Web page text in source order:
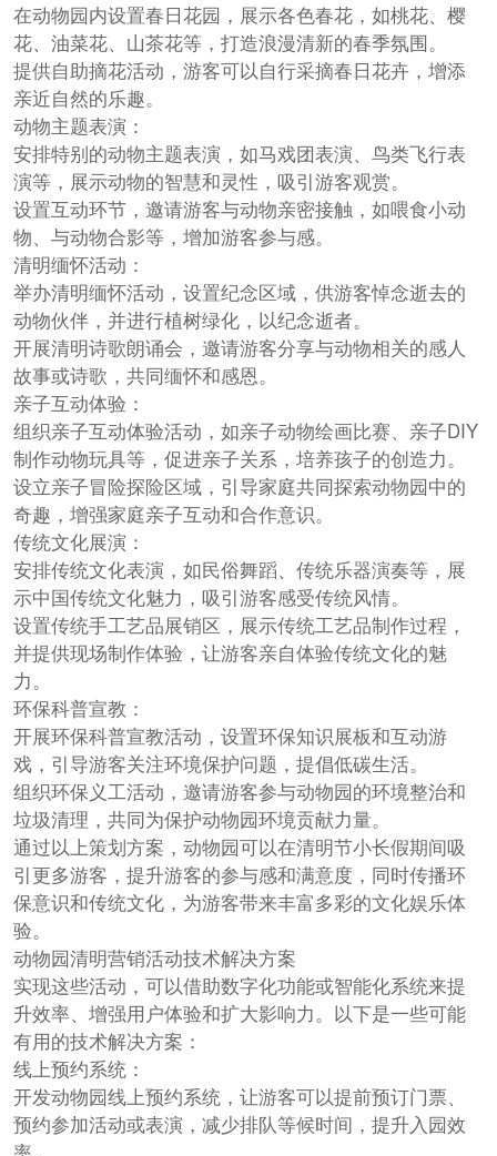
在动物园内设置春日花园，展示各色春花，如桃花、樱
花、油菜花、山茶花等，打造浪漫清新的春季氛围。
提供自助摘花活动，游客可以自行采摘春日花卉，增添
亲近自然的乐趣。
动物主题表演：
安排特别的动物主题表演，如马戏团表演、鸟类飞行表
演等，展示动物的智慧和灵性，吸引游客观赏。
设置互动环节，邀请游客与动物亲密接触，如喂食小动
物、与动物合影等，增加游客参与感。
清明缅怀活动：
举办清明缅怀活动，设置纪念区域，供游客悼念逝去的
动物伙伴，并进行植树绿化，以纪念逝者。
开展清明诗歌朗诵会，邀请游客分享与动物相关的感人
故事或诗歌，共同缅怀和感恩。
亲子互动体验：
组织亲子互动体验活动，如亲子动物绘画比赛、亲子DIY
制作动物玩具等，促进亲子关系，培养孩子的创造力。
设立亲子冒险探险区域，引导家庭共同探索动物园中的
奇趣，增强家庭亲子互动和合作意识。
传统文化展演：
安排传统文化表演，如民俗舞蹈、传统乐器演奏等，展
示中国传统文化魅力，吸引游客感受传统风情。
设置传统手工艺品展销区，展示传统工艺品制作过程，
并提供现场制作体验，让游客亲自体验传统文化的魅
力。
环保科普宣教：
开展环保科普宣教活动，设置环保知识展板和互动游
戏，引导游客关注环境保护问题，提倡低碳生活。
组织环保义工活动，邀请游客参与动物园的环境整治和
垃圾清理，共同为保护动物园环境贡献力量。
通过以上策划方案，动物园可以在清明节小长假期间吸
引更多游客，提升游客的参与感和满意度，同时传播环
保意识和传统文化，为游客带来丰富多彩的文化娱乐体
验。
动物园清明营销活动技术解决方案
实现这些活动，可以借助数字化功能或智能化系统来提
升效率、增强用户体验和扩大影响力。以下是一些可能
有用的技术解决方案：
线上预约系统：
开发动物园线上预约系统，让游客可以提前预订门票、
预约参加活动或表演，减少排队等候时间，提升入园效